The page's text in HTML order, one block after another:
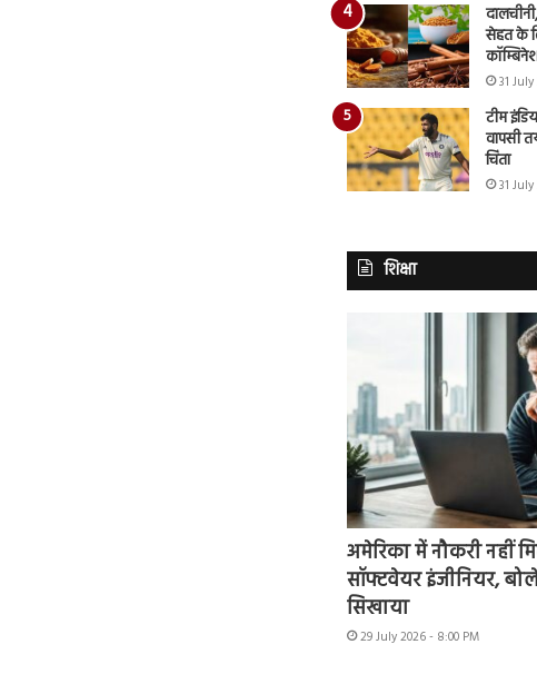
सेहत के
31
टीम
वापसी
चिंता
31
शिक्षा
अमेरिका में नौकरी नहीं
सॉफ्टवेयर इंजीनियर,
सिखाया
29 July 2026 - 8:00 PM